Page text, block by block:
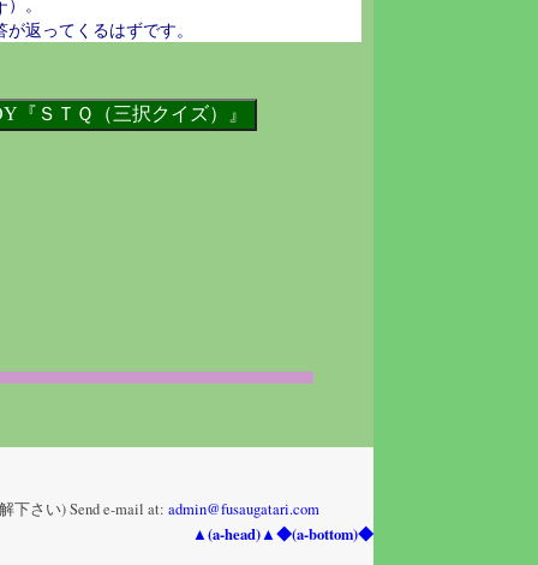
返ってくるはずです。
さい) Send e-mail at: admin@fusaugatari.com
▲(a-head)▲◆(a-bottom)◆